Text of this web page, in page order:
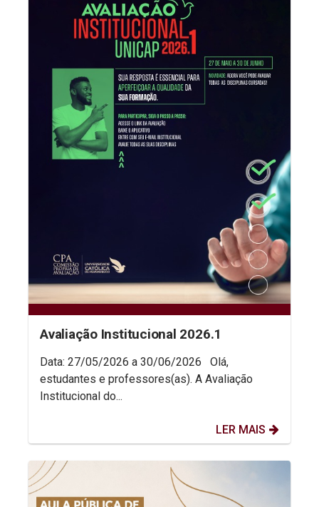
Avaliação Institucional 2026.1
Data: 27/05/2026 a 30/06/2026 Olá,
estudantes e professores(as). A Avaliação
Institucional do...
LER MAIS